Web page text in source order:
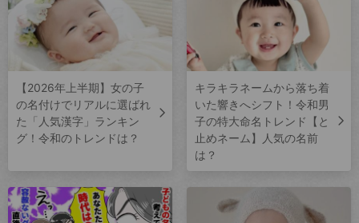
【2026年上半期】女の子
の名付けでリアルに選ばれ
た「人気漢字」ランキン
グ！令和のトレンドは？
キラキラネームから落ち着
いた響きへシフト！令和男
子の特大命名トレンド【と
止めネーム】人気の名前
は？